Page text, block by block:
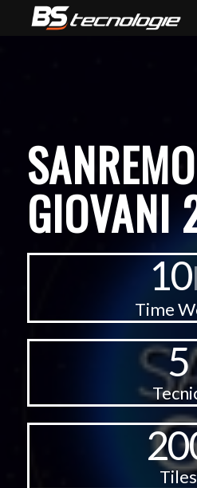
SANREMO
GIOVANI
10
Time
5
Tiles